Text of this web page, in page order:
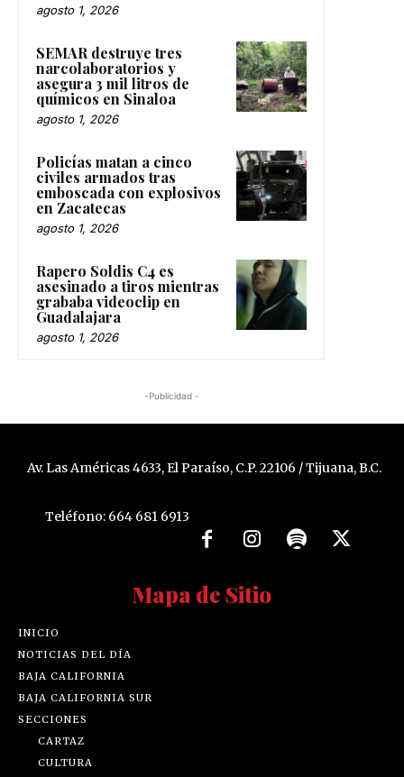
agosto 1, 2026
SEMAR destruye tres
narcolaboratorios y
asegura 3 mil litros de
químicos en Sinaloa
agosto 1, 2026
Policías matan a cinco
civiles armados tras
emboscada con explosivos
en Zacatecas
agosto 1, 2026
Rapero Soldis C4 es
asesinado a tiros mientras
grababa videoclip en
Guadalajara
agosto 1, 2026
-Publicidad -
Av. Las Américas 4633, El Paraíso, C.P. 22106 / Tijuana, B.C.
Teléfono: 664 681 6913
Mapa de Sitio
INICIO
NOTICIAS DEL DÍA
BAJA CALIFORNIA
BAJA CALIFORNIA SUR
SECCIONES
CARTAZ
CULTURA